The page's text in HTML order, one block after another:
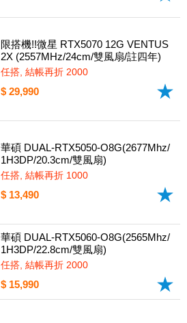
限搭機!!微星 RTX5070 12G VENTUS
2X (2557MHz/24cm/雙風扇/註四年)
任搭, 結帳再折 2000
$ 29,990
華碩 DUAL-RTX5050-O8G(2677Mhz/
1H3DP/20.3cm/雙風扇)
任搭, 結帳再折 1000
$ 13,490
華碩 DUAL-RTX5060-O8G(2565Mhz/
1H3DP/22.8cm/雙風扇)
任搭, 結帳再折 2000
$ 15,990